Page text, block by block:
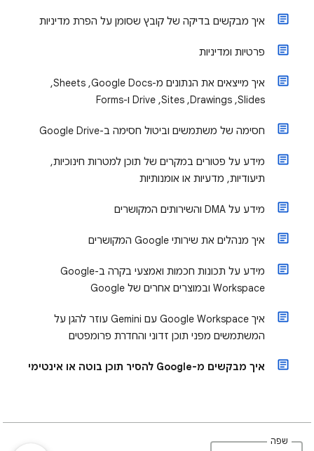
איך מבקשים בדיקה של קובץ שסומן על הפרת מדיניות
פרטיות ומדיניות
איך מייצאים את הנתונים מ-Google Docs‏, Sheets‏,
Slides‏, Drawings‏, Sites‏, Drive ו-Forms
חסימה של משתמשים וביטול חסימה ב-Google Drive
מידע על פטורים במקרים של תוכן למטרות חינוכיות,
תיעודיות, מדעיות או אומנותיות
מידע על DMA והשירותים המקושרים
איך מנהלים את שירותי Google המקושרים
מידע על תכונות חכמות ואמצעי בקרה ב-Google
Workspace ובמוצרים אחרים של Google
איך Google Workspace עם Gemini עוזר להגן על
המשתמשים מפני תוכן זדוני והחדרת פרומפטים
איך מבקשים מ-Google להסיר תוכן בוטה או אינטימי
שפה